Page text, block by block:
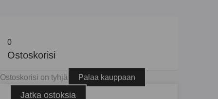
0
Ostoskorisi
Ostoskorisi on tyhjä Palaa kauppaan
Jatka ostoksia